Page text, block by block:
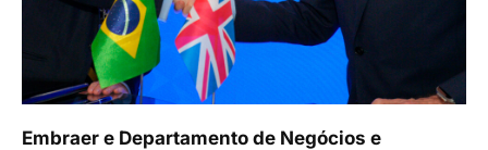
Embraer e Departamento de Negócios e